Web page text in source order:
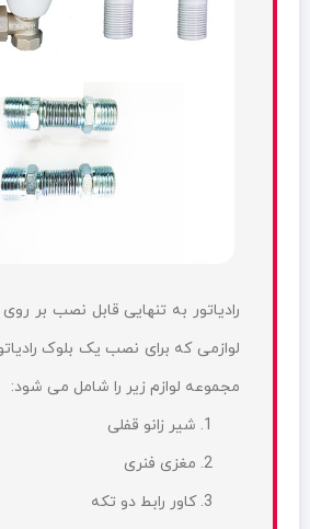
رادیاتور به تنهایی قابل نصب بر
لوازمی که برای نصب یک بلوک
مجموعه لوازم زیر را شامل می شود:
شیر زانو قفلی
مغزی فنری
کاور رابط دو تکه